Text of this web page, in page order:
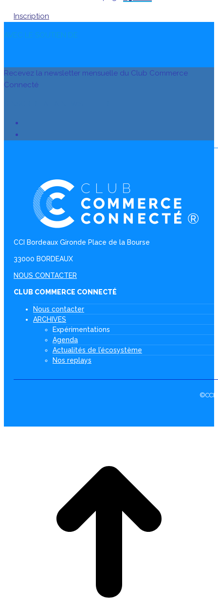
Inscription
AVEC LE SOUTIEN DE
Recevez la newsletter mensuelle du Club Commerce
Connecté
CCI Bordeaux Gironde Place de la Bourse
33000 BORDEAUX
NOUS CONTACTER
CLUB COMMERCE CONNECTÉ
Nous contacter
ARCHIVES
Expérimentations
Agenda
Actualités de l’écosystème
Nos replays
©CCI